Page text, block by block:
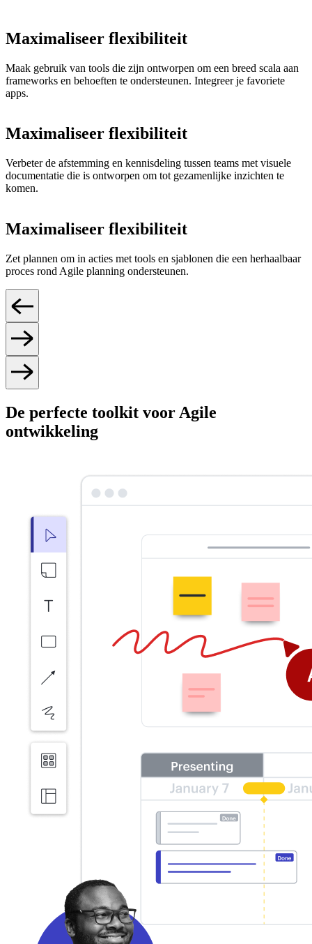
Maximaliseer flexibiliteit
Maak gebruik van tools die zijn ontworpen om een breed scala aan
frameworks en behoeften te ondersteunen. Integreer je favoriete
apps.
Maximaliseer flexibiliteit
Verbeter de afstemming en kennisdeling tussen teams met visuele
documentatie die is ontworpen om tot gezamenlijke inzichten te
komen.
Maximaliseer flexibiliteit
Zet plannen om in acties met tools en sjablonen die een herhaalbaar
proces rond Agile planning ondersteunen.
De perfecte toolkit voor Agile
ontwikkeling